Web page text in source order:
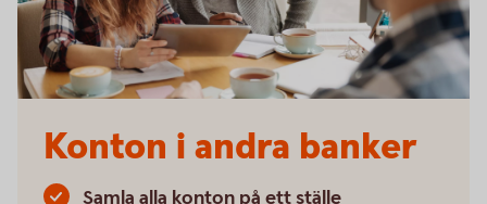
Konton i andra banker
Samla alla konton på ett ställe